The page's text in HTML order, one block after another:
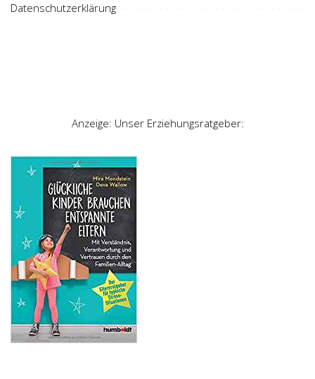
Datenschutzerklärung
Anzeige: Unser Erziehungsratgeber: